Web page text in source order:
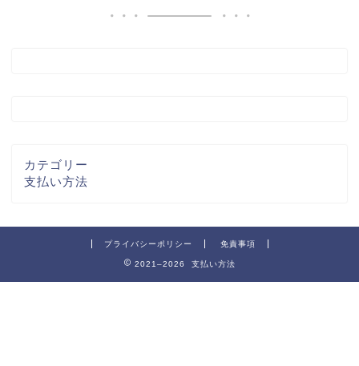
カテゴリー
支払い方法
プライバシーポリシー 免責事項
2021–2026 支払い方法